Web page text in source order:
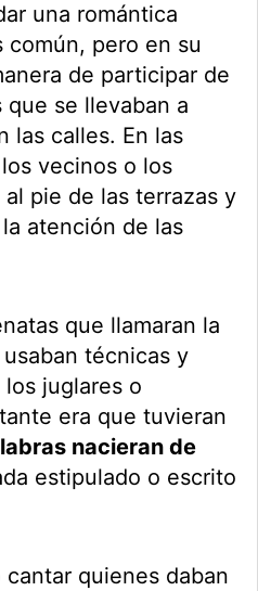
una romántica
común, pero en su
de participar de
se llevaban a
las calles. En las
vecinos o los
pie de las terrazas y
atención de las
que llamaran la
técnicas y
juglares o
era que tuvieran
nacieran de
estipulado o escrito
quienes daban